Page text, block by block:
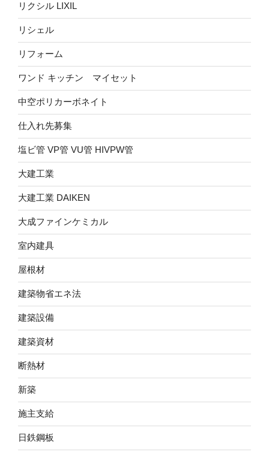
リクシル LIXIL
リシェル
リフォーム
ワンド キッチン マイセット
中空ポリカーボネイト
仕入れ先募集
塩ビ管 VP管 VU管 HIVPW管
大建工業
大建工業 DAIKEN
大成ファインケミカル
室内建具
屋根材
建築物省エネ法
建築設備
建築資材
断熱材
新築
施主支給
日鉄鋼板